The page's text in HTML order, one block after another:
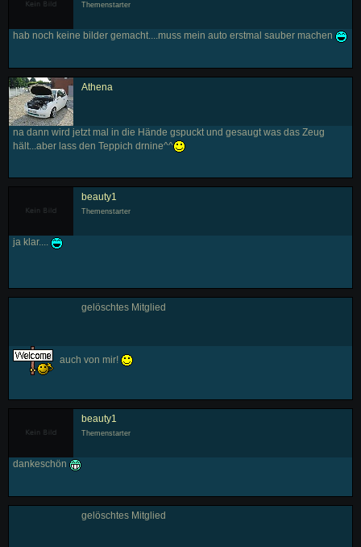
Themenstarter
hab noch keine bilder gemacht....muss mein auto erstmal sauber machen
Athena
na dann wird jetzt mal in die Hände gspuckt und gesaugt was das Zeug
hält...aber lass den Teppich drnine^^
beauty1
Themenstarter
ja klar....
gelöschtes Mitglied
auch von mir!
beauty1
Themenstarter
dankeschön
gelöschtes Mitglied